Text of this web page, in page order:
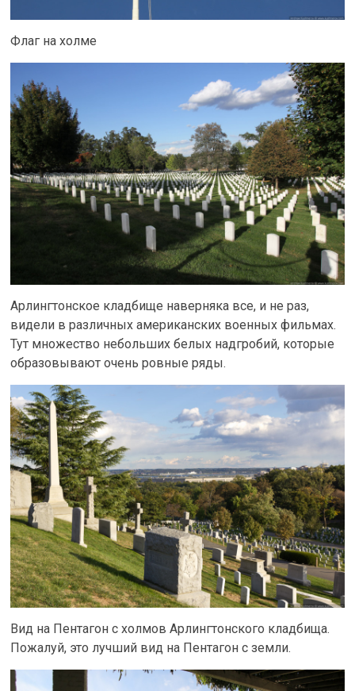
Флаг на холме
Арлингтонское кладбище наверняка все, и не раз,
видели в различных американских военных фильмах.
Тут множество небольших белых надгробий, которые
образовывают очень ровные ряды.
Вид на Пентагон с холмов Арлингтонского кладбища.
Пожалуй, это лучший вид на Пентагон с земли.